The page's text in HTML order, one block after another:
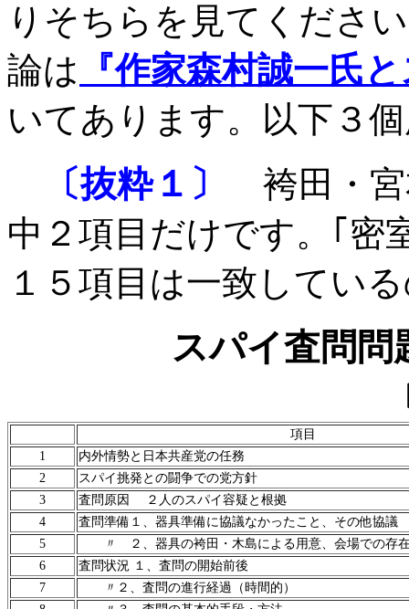
りそちらを見てくださ
論は 『作家森村誠一氏
いてあります。以下３
〔抜粋１〕 袴田・
中２項目だけです。｢密
１５項目は一致してい
スパイ査問問
項目
1
内外情勢と日本共産党の任務
2
スパイ挑発との闘争での党方針
3
査問原因 ２人のスパイ容疑と根拠
4
査問準備１、器具準備に協議なかったこと、その他協議
5
〃 ２、器具の袴田・木島による用意、会場での存
6
査問状況 １、査問の開始前後
7
〃２、査問の進行経過（時間的）